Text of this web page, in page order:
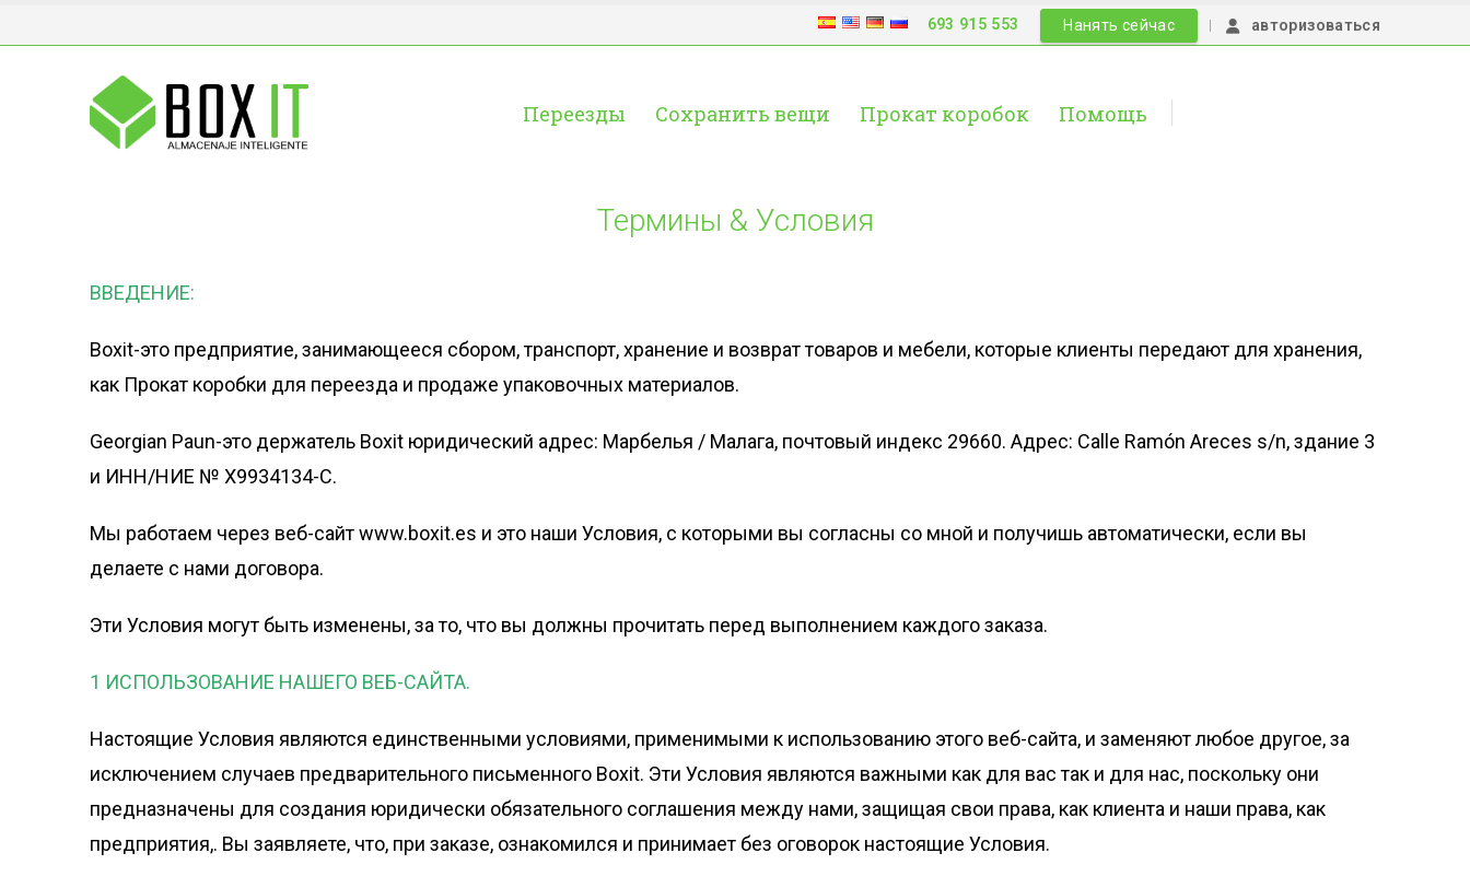
693 915 553 Нанять сейчас | авторизоваться
Переезды Сохранить вещи Прокат коробок Помощь
Термины & Условия
ВВЕДЕНИЕ:
Boxit-это предприятие, занимающееся сбором, транспорт, хранение и возврат товаров и мебели, которые клиенты передают для хранения,
как Прокат коробки для переезда и продаже упаковочных материалов.
Georgian Paun-это держатель Boxit юридический адрес: Марбелья / Малага, почтовый индекс 29660. Адрес: Calle Ramón Areces s/n, здание 3
и ИНН/НИЕ № X9934134-C.
Мы работаем через веб-сайт www.boxit.es и это наши Условия, с которыми вы согласны со мной и получишь автоматически, если вы
делаете с нами договора.
Эти Условия могут быть изменены, за то, что вы должны прочитать перед выполнением каждого заказа.
1 ИСПОЛЬЗОВАНИЕ НАШЕГО ВЕБ-САЙТА.
Настоящие Условия являются единственными условиями, применимыми к использованию этого веб-сайта, и заменяют любое другое, за
исключением случаев предварительного письменного Boxit. Эти Условия являются важными как для вас так и для нас, поскольку они
предназначены для создания юридически обязательного соглашения между нами, защищая свои права, как клиента и наши права, как
предприятия,. Вы заявляете, что, при заказе, ознакомился и принимает без оговорок настоящие Условия.